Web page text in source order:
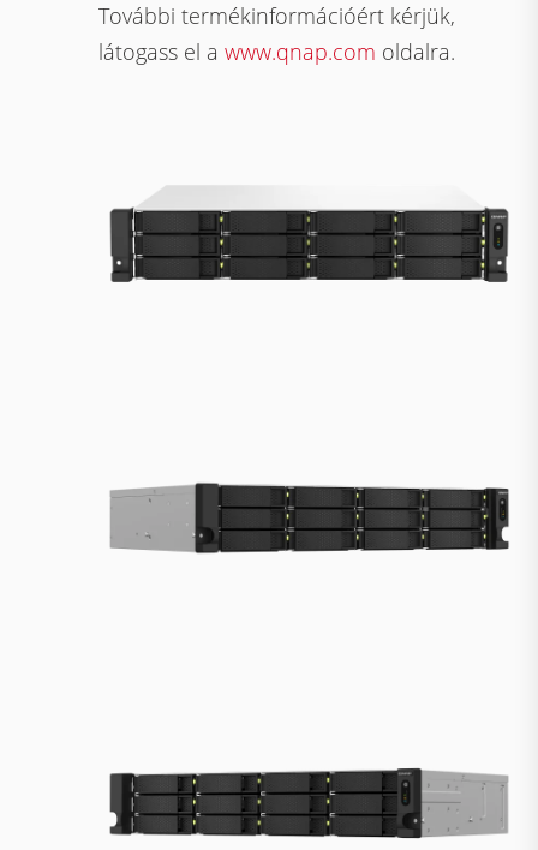
További termékinformációért kérjük,
látogass el awww.qnap.com oldalra.